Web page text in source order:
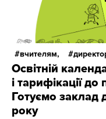
вчителям,
Освітній
і тарифікації
Готуємо заклад
року